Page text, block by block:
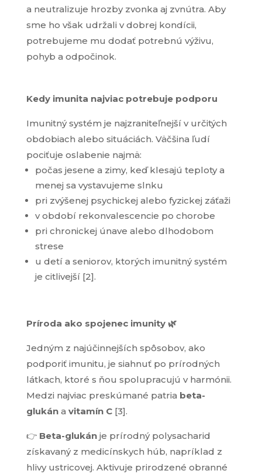
a neutralizuje hrozby zvonka aj zvnútra. Aby
sme ho však udržali v dobrej kondícii,
potrebujeme mu dodať potrebnú výživu,
pohyb a odpočinok.
Kedy imunita najviac potrebuje podporu
Imunitný systém je najzraniteľnejší v určitých
obdobiach alebo situáciách. Väčšina ľudí
pociťuje oslabenie najmä:
počas jesene a zimy, keď klesajú teploty a
menej sa vystavujeme slnku
pri zvýšenej psychickej alebo fyzickej záťaži
v období rekonvalescencie po chorobe
pri chronickej únave alebo dlhodobom
strese
u detí a seniorov, ktorých imunitný systém
je citlivejší [2].
Príroda ako spojenec imunity 🌿
Jedným z najúčinnejších spôsobov, ako
podporiť imunitu, je siahnuť po prírodných
látkach, ktoré s ňou spolupracujú v harmónii.
Medzi najviac preskúmané patria beta-
glukána vitamín C[3].
👉 Beta-glukánje prírodný polysacharid
získavaný z medicínskych húb, napríklad z
hlivy ustricovej. Aktivuje prirodzené obranné
Štatistiky
Aby sme
mohli
zlepšiť
základe
používania
webovej
stránky.
Používateľská
spokojnosť
Aby naša
stránka počas
vašej návštevy
fungovala čo
tieto súbory
Marketing
Zdieľaním
svojich záujmov
a správania
počas návštevy
na zobrazenie
kvalitnejšie
prispôsobeného
obsahu a ponúk.